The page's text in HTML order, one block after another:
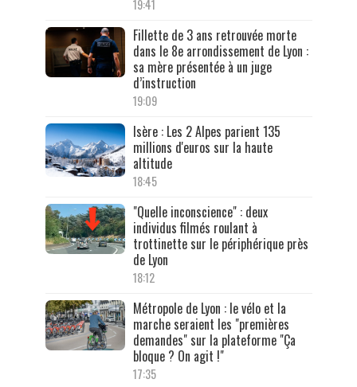
19:41
Fillette de 3 ans retrouvée morte
dans le 8e arrondissement de Lyon :
sa mère présentée à un juge
d’instruction
19:09
Isère : Les 2 Alpes parient 135
millions d'euros sur la haute
altitude
18:45
"Quelle inconscience" : deux
individus filmés roulant à
trottinette sur le périphérique près
de Lyon
18:12
Métropole de Lyon : le vélo et la
marche seraient les "premières
demandes" sur la plateforme "Ça
bloque ? On agit !"
17:35